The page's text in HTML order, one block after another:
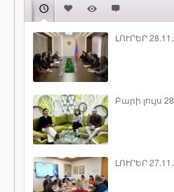
ԼՈՒՐԵՐ
Բարի լույս
ԼՈՒՐԵՐ